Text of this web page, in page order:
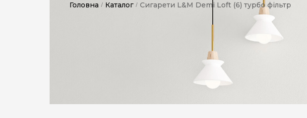
Без фільтра
Смакові (капсула)
Головна / Каталог / Сигарети L&M Demi Loft (6) турбо фільтр